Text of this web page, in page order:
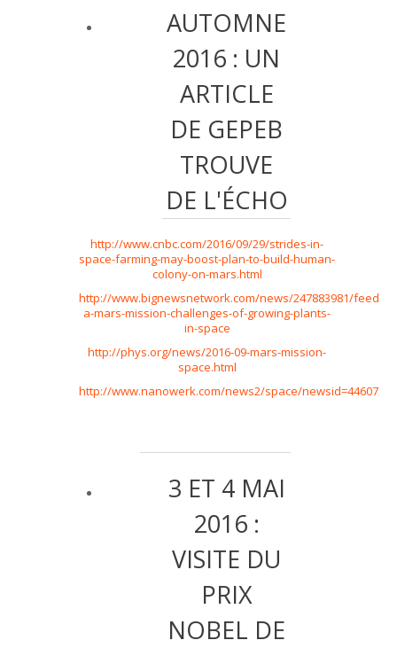
AUTOMNE
2016 : UN
ARTICLE
DE GEPEB
TROUVE
DE L'ÉCHO
http://www.cnbc.com/2016/09/29/strides-in-
space-farming-may-boost-plan-to-build-human-
colony-on-mars.html
http://www.bignewsnetwork.com/news/247883981/
a-mars-mission-challenges-of-growing-plants-
in-space
http://phys.org/news/2016-09-mars-mission-
space.html
http://www.nanowerk.com/news2/space/
3 ET 4 MAI
2016 :
VISITE DU
PRIX
NOBEL DE